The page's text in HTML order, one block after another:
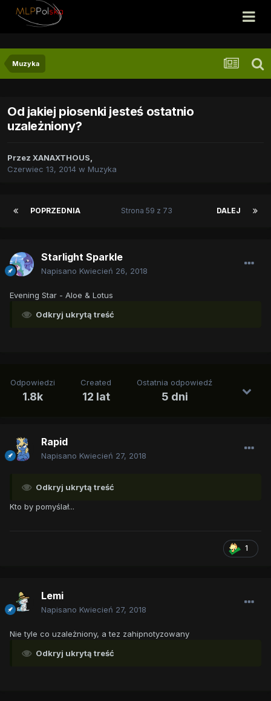
Muzyka
Od jakiej piosenki jesteś ostatnio
uzależniony?
Przez XANAXTHOUS,
Czerwiec 13, 2014 w Muzyka
POPRZEDNIA DALEJ
Strona 59 z 73
Starlight Sparkle
Napisano Kwiecień 26, 2018
Evening Star - Aloe & Lotus
Odkryj ukrytą treść
Odpowiedzi
1.8k
Created
12 lat
Ostatnia odpowiedź
5 dni
Rapid
Napisano Kwiecień 27, 2018
Odkryj ukrytą treść
Kto by pomyślał...
1
Lemi
Napisano Kwiecień 27, 2018
Nie tyle co uzależniony, a tez zahipnotyzowany
Odkryj ukrytą treść